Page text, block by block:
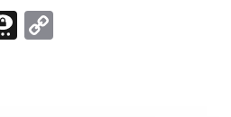
Threema